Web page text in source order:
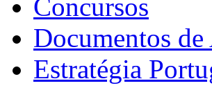
Concursos
Documentos
Estratégia